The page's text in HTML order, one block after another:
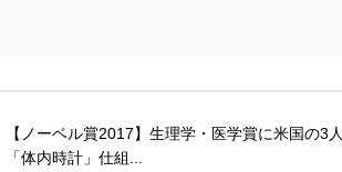
【ノーベル賞2017】生理学・医学賞に米国の3人
「体内時計」仕組...